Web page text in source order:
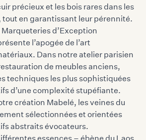
précieux et les bois rares dans les
tout en garantissant leur pérennité.
d’Exception
l’apogée de l’art
Dans notre atelier parisien
de meubles anciens,
techniques les plus sophistiquées
d’une complexité stupéfiante.
création Mabelé, les veines du
sélectionnées et orientées
abstraits évocateurs.
essences – ébène du Laos,